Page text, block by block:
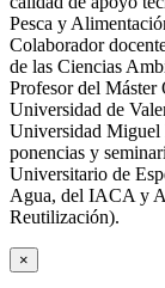
Pesca y
Colaborador
de las Ciencias
Profesor del Máster
Universidad de
Universidad Miguel
ponencias y
Universitario de
Agua, del IACA y
Reutilización).
×